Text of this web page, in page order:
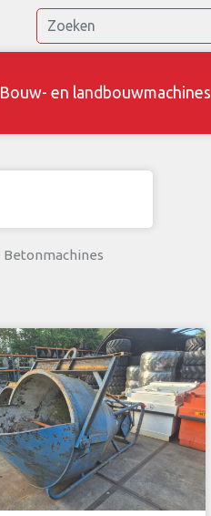
Bouw- en landbouwmachines
Betonmachines